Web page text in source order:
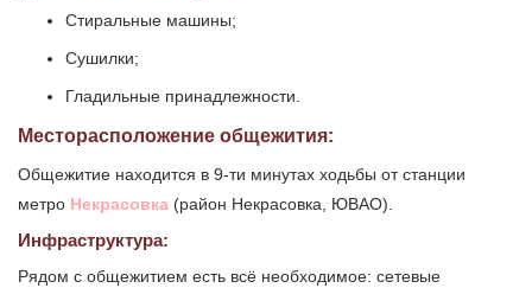
Стиральные машины;
Сушилки;
Гладильные принадлежности.
Месторасположение общежития:
Общежитие находится в 9-ти минутах ходьбы от станции
метро Некрасовка (район Некрасовка, ЮВАО).
Инфраструктура:
Рядом с общежитием есть всё необходимое: сетевые